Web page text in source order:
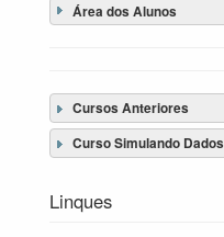
Área dos Alunos
Cursos Anteriores
Curso Simulando Dados
Linques